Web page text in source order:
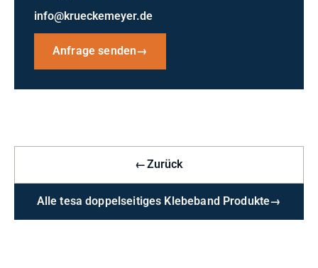
info@krueckemeyer.de
Anfrage senden→
←Zurück
Alle tesa doppelseitiges Klebeband Produkte→